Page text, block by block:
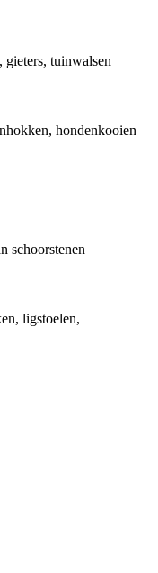
gieters, tuinwalsen
hondenkooien
schoorstenen
ligstoelen,